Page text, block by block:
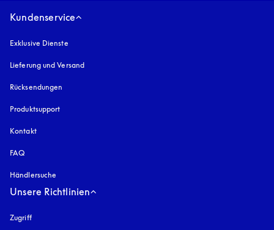
Kundenservice
Exklusive Dienste
Lieferung und Versand
Rücksendungen
Produktsupport
Kontakt
FAQ
Händlersuche
Unsere Richtlinien
Zugrifföffnet sich in einem neuen Tab